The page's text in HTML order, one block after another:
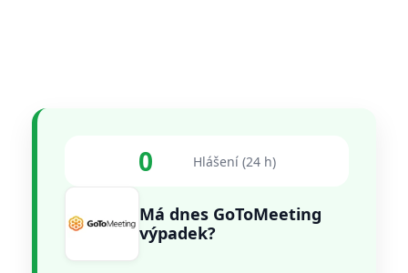
0 Hlášení (24 h)
Má dnes GoToMeeting
výpadek?